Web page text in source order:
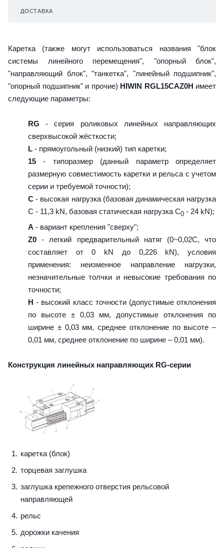
ДОСТАВКА
Каретка (также могут использоваться названия "блок
системы линейного перемещения", "опорный блок",
"направляющий блок", "танкетка", "линейный подшипник",
"опорный подшипник" и прочие) HIWIN RGL15CAZ0H имеет
следующие параметры:
RG - серия роликовых линейных направляющих
сверхвысокой жёсткости;
L - прямоугольный (низкий) тип каретки;
15 - типоразмер (данный параметр определяет
размерную совместимость каретки и рельса с учетом
серии и требуемой точности);
C - высокая нагрузка (базовая динамическая нагрузка
C - 11,3 kN, базовая статическая нагрузка С0 - 24 kN);
A - вариант крепления "сверху";
Z0 - легкий предварительный натяг (0~0,02C, что
составляет от 0 kN до 0,226 kN), условия
применения: неизменное направление нагрузки,
незначительные толчки и невысокие требования по
точности;
H - высокий класс точности (допустимые отклонения
по высоте ± 0,03 мм, допустимые отклонения по
ширине ± 0,03 мм, среднее отклонение по высоте –
0,01 мм, среднее отклонение по ширине – 0,01 мм).
Конструкция линейных направляющих RG-серии
каретка (блок)
торцевая заглушка
заглушка крепежного отверстия рельсовой
направляющей
рельс
дорожки качения